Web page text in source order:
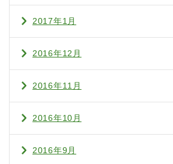
2017年1月
2016年12月
2016年11月
2016年10月
2016年9月